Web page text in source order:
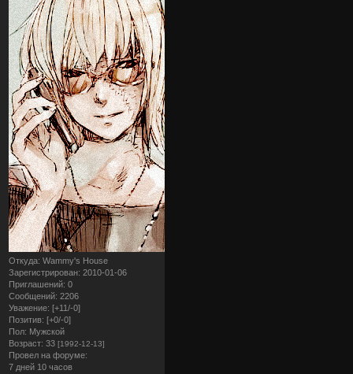
Откуда: Wammy's House
Зарегистрирован: 2010-01-06
Приглашений: 0
Сообщений: 2206
Уважение: [+11/-0]
Позитив: [+0/-0]
Пол: Мужской
Возраст: 33 [1992-12-13]
Провел на форуме:
7 дней 10 часов